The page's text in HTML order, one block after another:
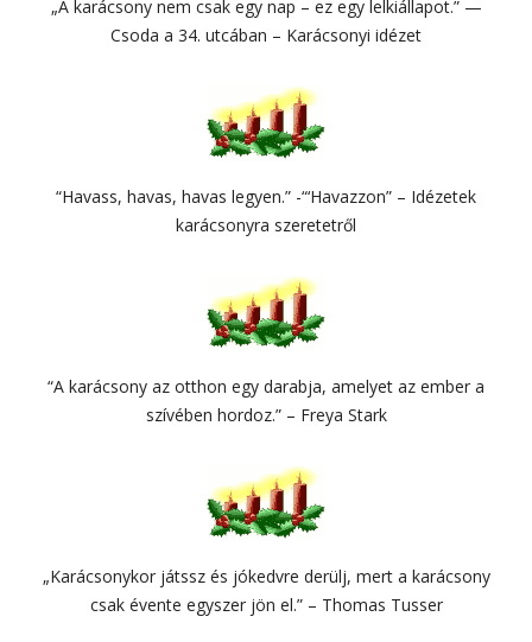
„A karácsony nem csak egy nap – ez egy lelkiállapot.” —
Csoda a 34. utcában – Karácsonyi idézet
“Havass, havas, havas legyen.” -“‘Havazzon” – Idézetek
karácsonyra szeretetről
“A karácsony az otthon egy darabja, amelyet az ember a
szívében hordoz.” – Freya Stark
„Karácsonykor játssz és jókedvre derülj, mert a karácsony
csak évente egyszer jön el.” – Thomas Tusser